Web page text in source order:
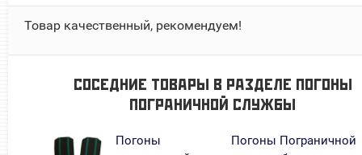
Товар качественный, рекомендуем!
СОСЕДНИЕ ТОВАРЫ В РАЗДЕЛЕ ПОГОНЫ
ПОГРАНИЧНОЙ СЛУЖБЫ
Погоны
Погоны Пограничной